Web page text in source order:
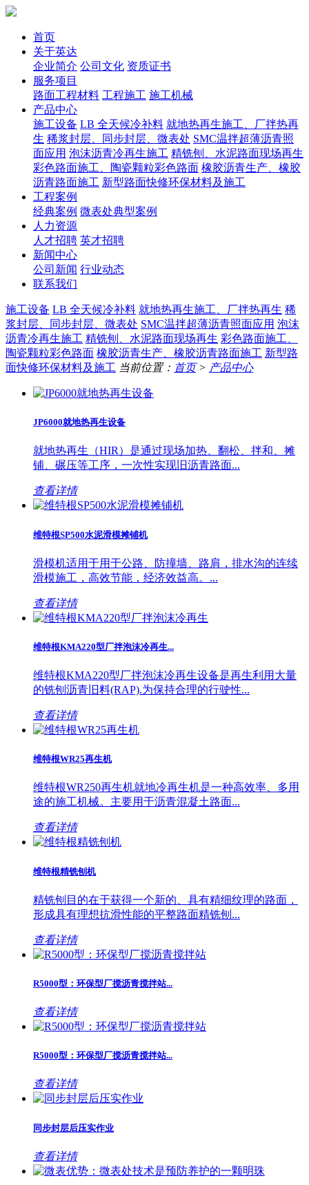
首页
关于英达
企业简介 公司文化 资质证书
服务项目
路面工程材料 工程施工 施工机械
产品中心
施工设备 LB 全天候冷补料 就地热再生施工、厂拌热再
生 稀浆封层、同步封层、微表处 SMC温拌超薄沥青照
面应用 泡沫沥青冷再生施工 精铣刨、水泥路面现场再生
彩色路面施工、陶瓷颗粒彩色路面 橡胶沥青生产、橡胶
沥青路面施工 新型路面快修环保材料及施工
工程案例
经典案例 微表处典型案例
人力资源
人才招聘 英才招聘
新闻中心
公司新闻 行业动态
联系我们
施工设备 LB 全天候冷补料 就地热再生施工、厂拌热再生 稀
浆封层、同步封层、微表处 SMC温拌超薄沥青照面应用 泡沫
沥青冷再生施工 精铣刨、水泥路面现场再生 彩色路面施工、
陶瓷颗粒彩色路面 橡胶沥青生产、橡胶沥青路面施工 新型路
面快修环保材料及施工 当前位置： 首页> 产品中心
JP6000就地热再生设备
就地热再生（HIR）是通过现场加热、翻松、拌和、摊
铺、碾压等工序，一次性实现旧沥青路面...
查看详情
维特根SP500水泥滑模摊铺机
滑模机适用于用于公路、防撞墙、路肩，排水沟的连续
滑模施工，高效节能，经济效益高。...
查看详情
维特根KMA220型厂拌泡沫冷再生...
维特根KMA220型厂拌泡沫冷再生设备是再生利用大量
的铣刨沥青旧料(RAP).为保持合理的行驶性...
查看详情
维特根WR25再生机
维特根WR250再生机就地冷再生机是一种高效率、多用
途的施工机械。主要用于沥青混凝土路面...
查看详情
维特根精铣刨机
精铣刨目的在于获得一个新的、具有精细纹理的路面，
形成具有理想抗滑性能的平整路面精铣刨...
查看详情
R5000型：环保型厂搅沥青搅拌站...
查看详情
R5000型：环保型厂搅沥青搅拌站...
查看详情
同步封层后压实作业
查看详情